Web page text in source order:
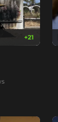
+21